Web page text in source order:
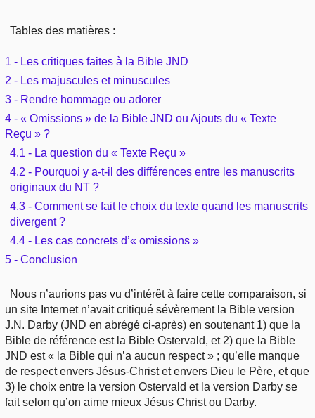
Sujets d'actualité
Librairies, éditeurs
Autres sites chrétiens
Outils
Paramètres
Écoutez la Bible
Rechercher (concordance)
Au sujet de la Bible
Études et commentaires par passage
Versets Classés
Lecture Journalière
Dieu
La Bible
L'Évangile, le Salut
Mort, résurrection
L'Église, l'Assemblée
Prophétie
Sanctification
Vie pratique
Mariage, famille
Sujets de A à Z
Études et commentaires par passage
Personnages bibliques
Édification
Commentaires journaliers
COURS Bibliques - GUIDES de lecture
Pour débuter
Rechercher dans le site
Sujets de A à Z
Ouvrages de A à Z
Auteurs de A à Z
Rechercher dans la Bible
Études et commentaires par passage
Dictionnaires bibliques
En bref
Sommaires
Aperçus Livres de la Bible
Autres FAQ
Tables des matières :
1 - Les critiques faites à la Bible JND
2 - Les majuscules et minuscules
3 - Rendre hommage ou adorer
4 - « Omissions » de la Bible JND ou Ajouts du « Texte
Reçu » ?
4.1 - La question du « Texte Reçu »
4.2 - Pourquoi y a-t-il des différences entre les manuscrits
originaux du NT ?
4.3 - Comment se fait le choix du texte quand les manuscrits
divergent ?
4.4 - Les cas concrets d’« omissions »
5 - Conclusion
Nous n’aurions pas vu d’intérêt à faire cette comparaison, si
un site Internet n’avait critiqué sévèrement la Bible version
J.N. Darby (JND en abrégé ci-après) en soutenant 1) que la
Bible de référence est la Bible Ostervald, et 2) que la Bible
JND est « la Bible qui n’a aucun respect » ; qu’elle manque
de respect envers Jésus-Christ et envers Dieu le Père, et que
3) le choix entre la version Ostervald et la version Darby se
fait selon qu’on aime mieux Jésus Christ ou Darby.